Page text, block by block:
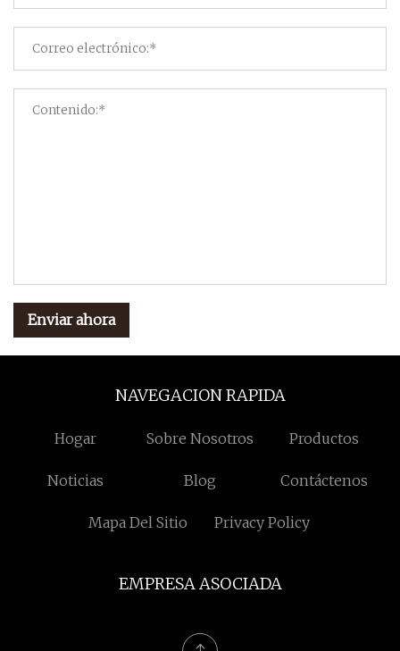
Enviar ahora
NAVEGACION RAPIDA
Hogar Sobre Nosotros Productos
Noticias Blog Contáctenos
Mapa Del Sitio Privacy Policy
EMPRESA ASOCIADA